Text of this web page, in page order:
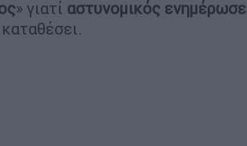
» γιατί αστυνομικός